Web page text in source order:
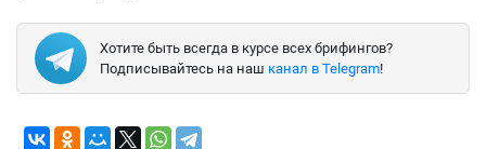
Хотите быть всегда в курсе всех брифингов?
Подписывайтесь на наш канал в Telegram!